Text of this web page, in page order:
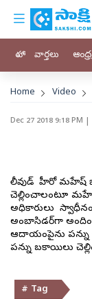
Skip to main content
custom
హోం వార్తలు
Home Video
Dec 27 2018 9:18 PM |
టాలీవుడ్‌ హీరో మహేష్‌
చెల్లించాలంటూ
అధికారులు స్వాధీనం
అంబాసిడర్‌గా
ఆదాయంపైను
పన్ను బకాయిలు
# Tag